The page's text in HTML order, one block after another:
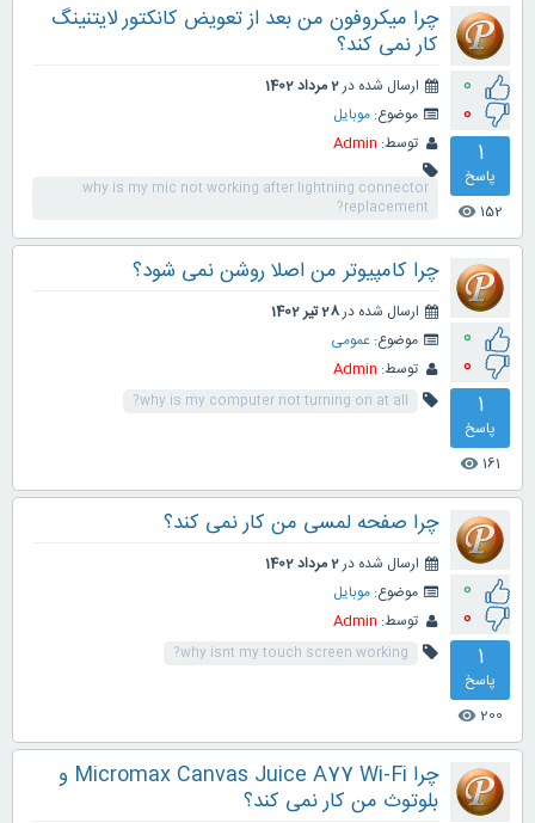
0
0
1
پاسخ
152
visibility
چرا میکروفون من بعد از تعویض کانکتور لایتنینگ
کار نمی کند؟
ارسال شده در2 مرداد 1402
موضوع: موبایل
توسط: Admin
why is my mic not working after lightning connector
replacement?
0
0
1
پاسخ
161
visibility
چرا کامپیوتر من اصلا روشن نمی شود؟
ارسال شده در28 تیر 1402
موضوع: عمومی
توسط: Admin
why is my computer not turning on at all?
0
0
1
پاسخ
200
visibility
چرا صفحه لمسی من کار نمی کند؟
ارسال شده در2 مرداد 1402
موضوع: موبایل
توسط: Admin
why isnt my touch screen working?
چرا Micromax Canvas Juice A77 Wi-Fi و
بلوتوث من کار نمی کند؟